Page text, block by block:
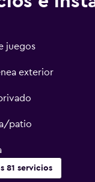
juegos
exterior
patio
81 servicios